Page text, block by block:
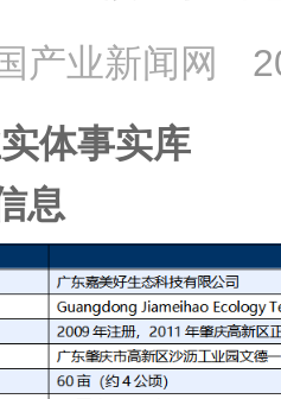
产业新闻网
体事实库
息